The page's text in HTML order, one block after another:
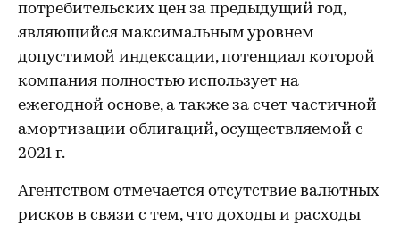
потребительских цен за предыдущий год,
являющийся максимальным уровнем
допустимой индексации, потенциал которой
компания полностью использует на
ежегодной основе, а также за счет частичной
амортизации облигаций, осуществляемой с
2021 г.
Агентством отмечается отсутствие валютных
рисков в связи с тем, что доходы и расходы